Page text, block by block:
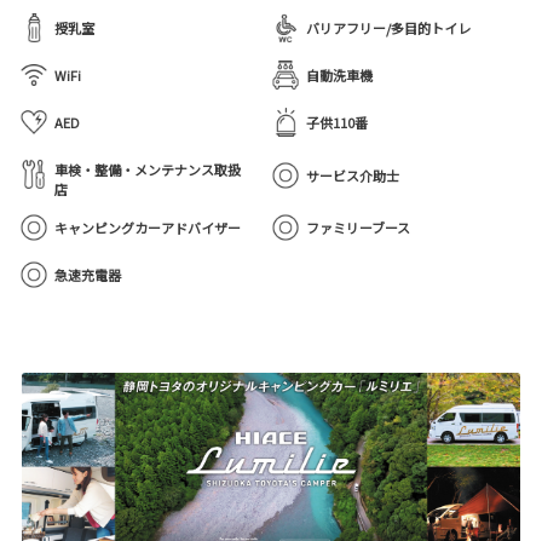
授乳室 バリアフリー/多目的トイレ
WiFi 自動洗車機
AED 子供110番
車検・整備・メンテナンス取扱
店
サービス介助士
キャンピングカーアドバイザー ファミリーブース
急速充電器